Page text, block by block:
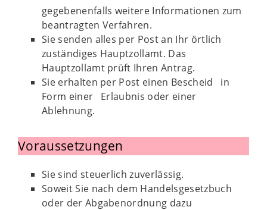
gegebenenfalls weitere Informationen zum
beantragten Verfahren.
Sie senden alles per Post an Ihr örtlich
zuständiges Hauptzollamt. Das
Hauptzollamt prüft Ihren Antrag.
Sie erhalten per Post einen Bescheid in
Form einer Erlaubnis oder einer
Ablehnung.
Voraussetzungen
Sie sind steuerlich zuverlässig.
Soweit Sie nach dem Handelsgesetzbuch
oder der Abgabenordnung dazu